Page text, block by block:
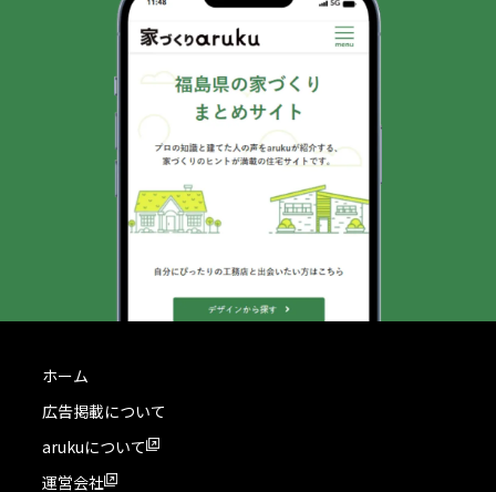
ホーム
広告掲載について
arukuについて
運営会社